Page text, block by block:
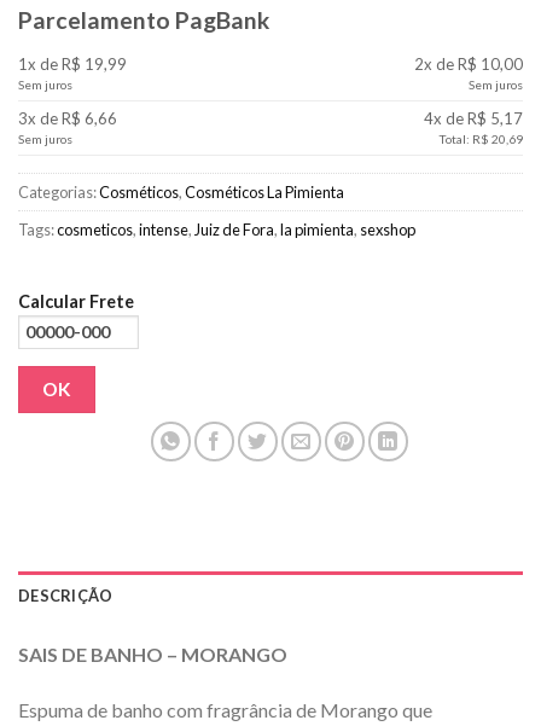
Parcelamento PagBank
1x de R$ 19,99
Sem juros
2x de R$ 10,00
Sem juros
3x de R$ 6,66
Sem juros
4x de R$ 5,17
Total: R$ 20,69
Categorias:Cosméticos,Cosméticos La Pimienta
Tags:cosmeticos,intense, Juiz de Fora,la pimienta, sexshop
Calcular Frete
OK
DESCRIÇÃO
SAIS DE BANHO – MORANGO
Espuma de banho com fragrância de Morango que